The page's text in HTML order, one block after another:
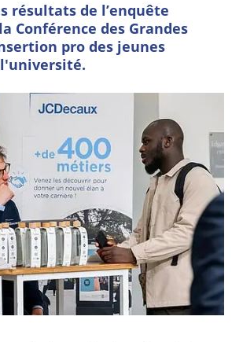
résultats de l’enquête
Conférence des Grandes
pro des jeunes